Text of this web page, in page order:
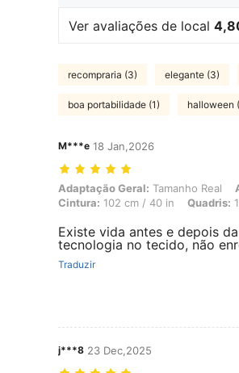
Ver avaliações de local
recompraria (3) elegante (3)
boa portabilidade (1) halloween
M***e 18 Jan,2026
Adaptação Geral: Tamanho Real,
Adaptação Geral: Tamanho Real
Cintura: 102 cm / 40 in Quadris:
Existe vida antes e depois
tecnologia no tecido, não
Traduzir
j***8 23 Dec,2025